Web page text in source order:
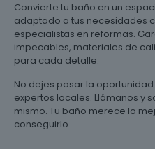
Convierte tu baño en un
adaptado a tus necesidades
especialistas en reformas.
impecables, materiales de
para cada detalle.
No dejes pasar la
expertos locales. Llámanos y
mismo. Tu baño merece lo
conseguirlo.